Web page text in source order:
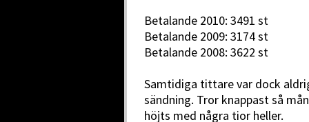
Betalande 2010: 3491 st
Betalande 2009: 3174 st
Betalande 2008: 3622 st
Samtidiga tittare var dock
sändning. Tror knappast så
höjts med några tior heller.